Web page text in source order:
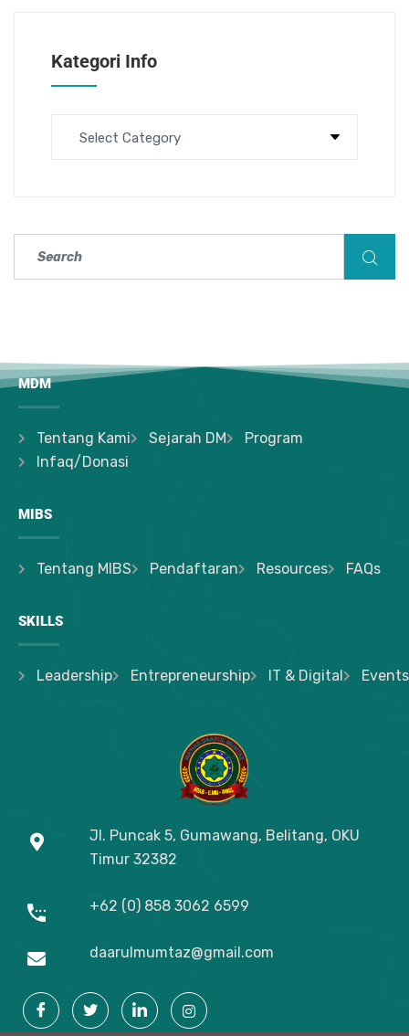
Kategori Info
MDM
Tentang Kami Sejarah DM
Program
Infaq/Donasi
MIBS
Tentang MIBS Pendaftaran Resources FAQs
SKILLS
Leadership Entrepreneurship IT & Digital Events
Jl. Puncak 5, Gumawang, Belitang, OKU
Timur 32382
+62 (0) 858 3062 6599
daarulmumtaz@gmail.com